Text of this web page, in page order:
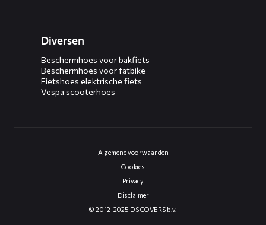
Diversen
Beschermhoes voor bakfiets
Beschermhoes voor fatbike
Fietshoes elektrische fiets
Vespa scooterhoes
Algemene voorwaarden
Cookies
Privacy
Disclaimer
© 2012-2025 DS COVERS b.v.